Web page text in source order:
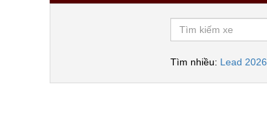
Tìm nhiều: Lead 2026